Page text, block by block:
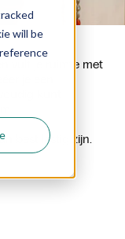
will be
vult je ruimte met
je een
kunt
best lastig zijn.